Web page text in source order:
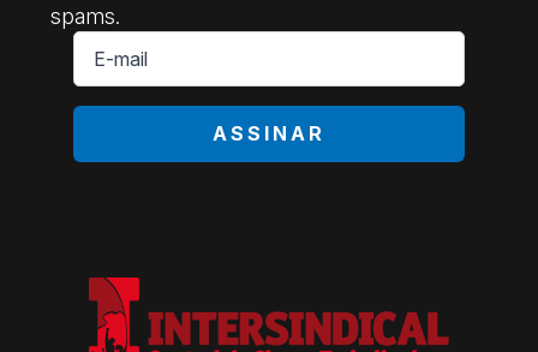
spams.
E-
mail
ASSINAR